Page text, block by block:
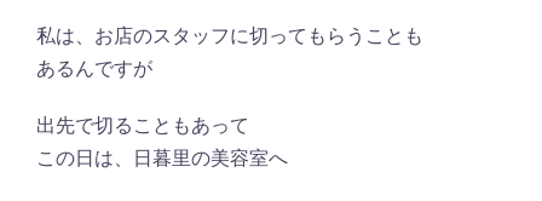
私は、お店のスタッフに切ってもらうことも
あるんですが
出先で切ることもあって
この日は、日暮里の美容室へ